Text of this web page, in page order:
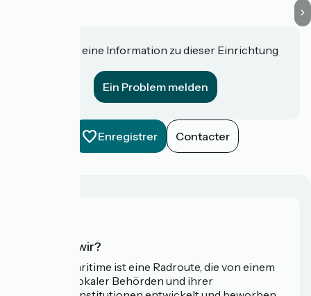
Haben Sie eine Information zu dieser Einrichtung
Ein Problem melden
Enregistrer Contacter
Wer sind wir?
Die Vélomaritime ist eine Radroute, die von einem
Netzwerk lokaler Behörden und ihrer